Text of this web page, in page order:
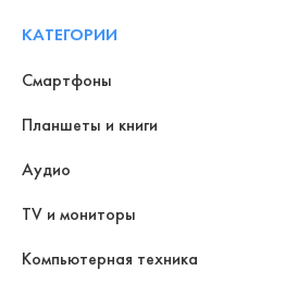
КАТЕГОРИИ
Смартфоны
Планшеты и книги
Аудио
TV и мониторы
Компьютерная техника